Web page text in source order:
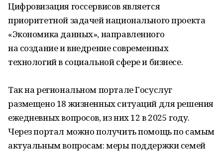
Цифровизация госсервисов является
приоритетной задачей национального проекта
«Экономика данных», направленного
на создание и внедрение современных
технологий в социальной сфере и бизнесе.
Так на региональном портале Госуслуг
размещено 18 жизненных ситуаций для решения
ежедневных вопросов, из них 12 в 2025 году.
Через портал можно получить помощь по самым
актуальным вопросам: меры поддержки семей